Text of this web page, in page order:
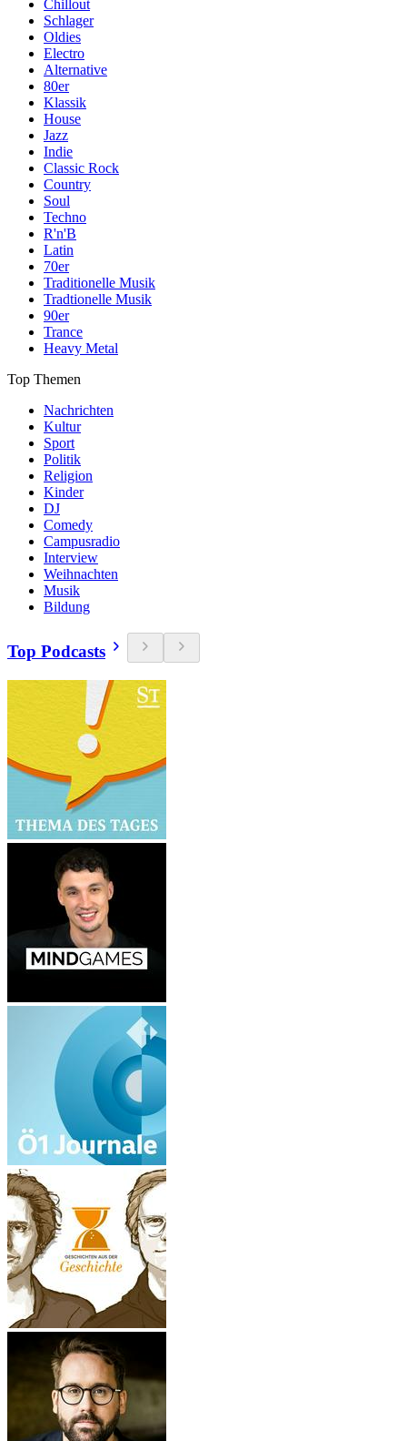
Chillout
Schlager
Oldies
Electro
Alternative
80er
Klassik
House
Jazz
Indie
Classic Rock
Country
Soul
Techno
R'n'B
Latin
70er
Traditionelle Musik
Tradtionelle Musik
90er
Trance
Heavy Metal
Top Themen
Nachrichten
Kultur
Sport
Politik
Religion
Kinder
DJ
Comedy
Campusradio
Interview
Weihnachten
Musik
Bildung
Top Podcasts